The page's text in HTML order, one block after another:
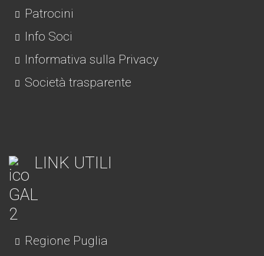
Patrocini
Info Soci
Informativa sulla Privacy
Società trasparente
LINK UTILI
Regione Puglia